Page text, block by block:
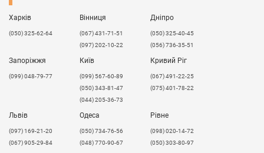
Харків
(050) 325-62-64
Вінниця
(067) 431-71-51
(097) 202-10-22
Дніпро
(050) 325-40-45
(056) 736-35-51
Запоріжжя
(099) 048-79-77
Київ
(099) 567-60-89
(050) 343-81-47
(044) 205-36-73
Кривий Ріг
(067) 491-22-25
(075) 401-78-22
Львів
​(097) 169-21-20
(067) 905-29-84
Одеса
(050) 734-76-56
(048) 770-90-67
Рівне
(098) 020-14-72
(050) 303-80-97